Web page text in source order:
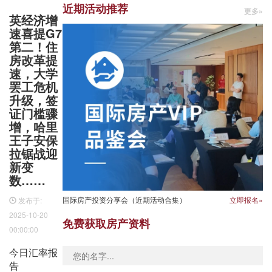
英经济增
速喜提G7
第二！住
房改革提
速，大学
罢工危机
升级，签
证门槛骤
增，哈里
王子安保
拉锯战迎
新变
数……
发布于:
2025-10-20
00:00:00
今日汇率报
告
近期活动推荐 更多»
国际房产投资分享会（近期活动合集） 立即报名»
免费获取房产资料